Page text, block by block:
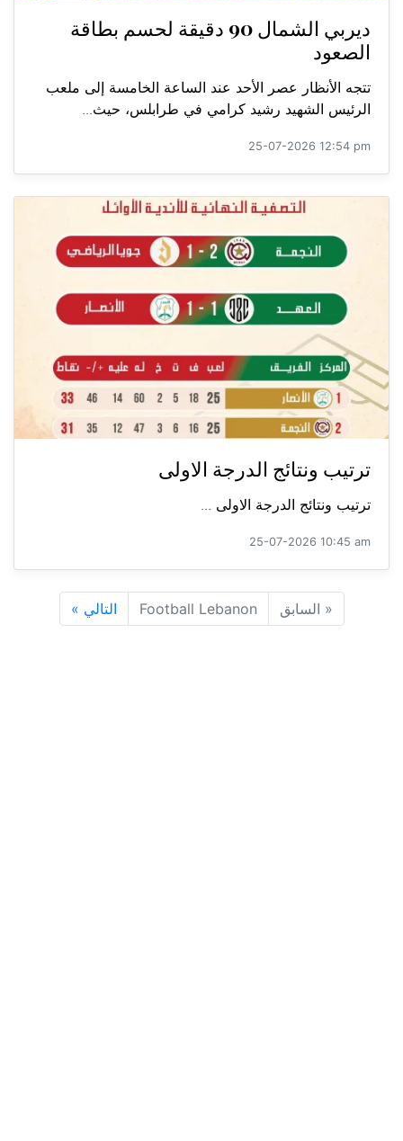
ديربي الشمال 90 دقيقة لحسم بطاقة
الصعود
تتجه الأنظار عصر الأحد عند الساعة الخامسة إلى ملعب
الرئيس الشهيد رشيد كرامي في طرابلس، حيث...
25-07-2026 12:54 pm
ترتيب ونتائج الدرجة الاولى
ترتيب ونتائج الدرجة الاولى ...
25-07-2026 10:45 am
« السابق Football Lebanon التالي »